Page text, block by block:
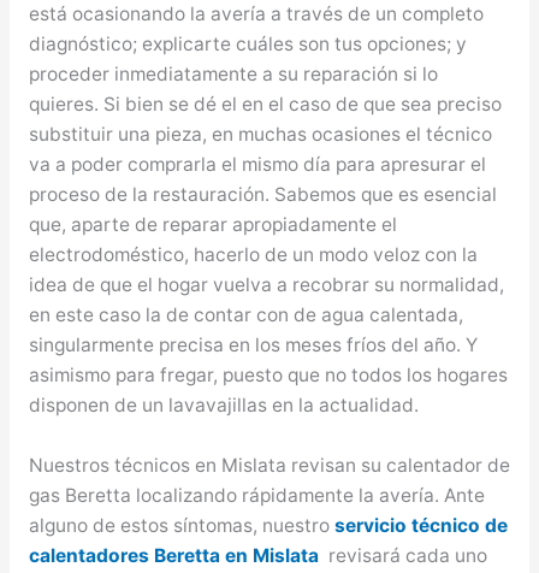
está ocasionando la avería a través de un completo
diagnóstico; explicarte cuáles son tus opciones; y
proceder inmediatamente a su reparación si lo
quieres. Si bien se dé el en el caso de que sea preciso
substituir una pieza, en muchas ocasiones el técnico
va a poder comprarla el mismo día para apresurar el
proceso de la restauración. Sabemos que es esencial
que, aparte de reparar apropiadamente el
electrodoméstico, hacerlo de un modo veloz con la
idea de que el hogar vuelva a recobrar su normalidad,
en este caso la de contar con de agua calentada,
singularmente precisa en los meses fríos del año. Y
asimismo para fregar, puesto que no todos los hogares
disponen de un lavavajillas en la actualidad.
Nuestros técnicos en Mislata revisan su calentador de
gas Beretta localizando rápidamente la avería. Ante
alguno de estos síntomas, nuestro servicio técnico de
calentadores Beretta en Mislata revisará cada uno